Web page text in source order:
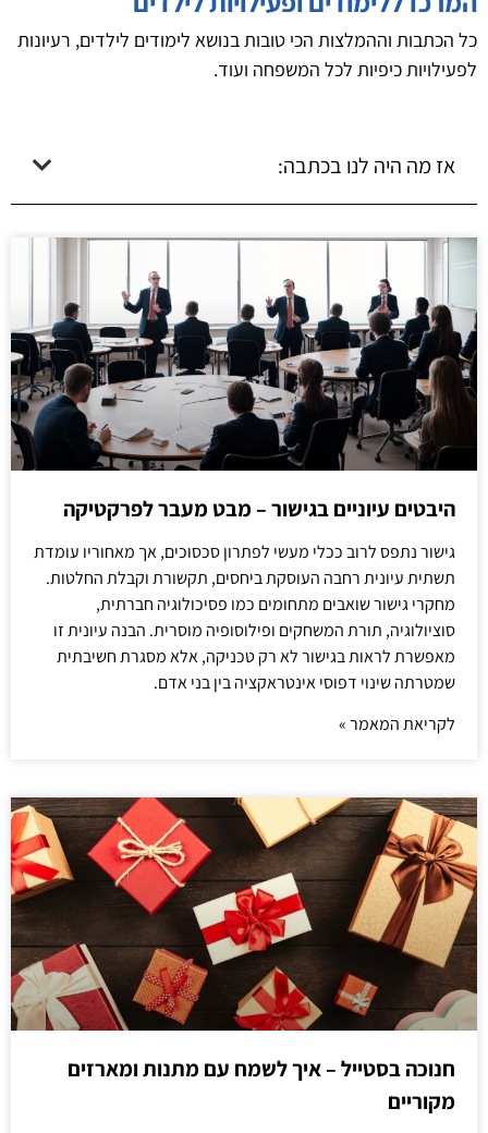
כל הכתבות וההמלצות הכי טובות בנושא לימודים לילדים, רעיונות
לפעילויות כיפיות לכל המשפחה ועוד.
אז מה היה לנו בכתבה:
היבטים עיוניים בגישור – מבט מעבר לפרקטיקה
גישור נתפס לרוב ככלי מעשי לפתרון סכסוכים, אך מאחוריו עומדת
תשתית עיונית רחבה העוסקת ביחסים, תקשורת וקבלת החלטות.
מחקרי גישור שואבים מתחומים כמו פסיכולוגיה חברתית,
סוציולוגיה, תורת המשחקים ופילוסופיה מוסרית. הבנה עיונית זו
מאפשרת לראות בגישור לא רק טכניקה, אלא מסגרת חשיבתית
שמטרתה שינוי דפוסי אינטראקציה בין בני אדם.
לקריאת המאמר »
חנוכה בסטייל – איך לשמח עם מתנות ומארזים
מקוריים